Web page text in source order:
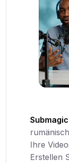
Ihre
Erstellen